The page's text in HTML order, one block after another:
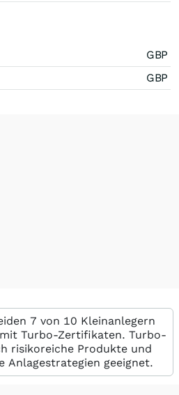
GBP
GBP
7 von 10 Kleinanlegern
Turbo-Zertifikaten. Turbo-
risikoreiche Produkte und
Anlagestrategien geeignet.